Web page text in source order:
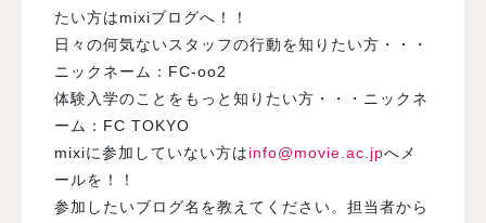
たい方はmixiブログへ！！
日々の何気ないスタッフの行動を知りたい方・・・
ニックネーム：FC-oo2
体験入学のことをもっと知りたい方・・・ニックネ
ーム：FC TOKYO
mixiに参加していない方はinfo@movie.ac.jpへメ
ールを！！
参加したいブログ名を教えてください。担当者から